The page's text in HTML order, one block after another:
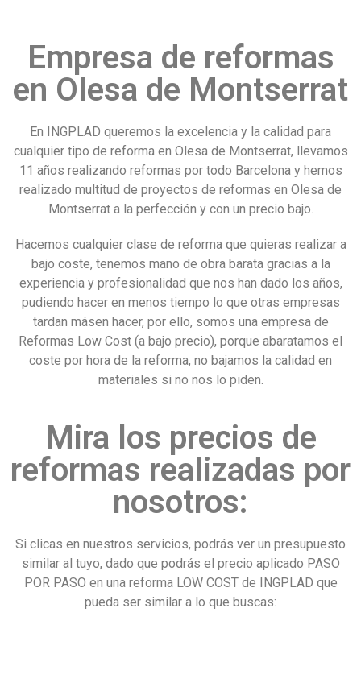
Empresa de reformas
en Olesa de Montserrat
En INGPLAD queremos la excelencia y la calidad para
cualquier tipo de reforma en Olesa de Montserrat, llevamos
11 años realizando reformas por todo Barcelona y hemos
realizado multitud de proyectos de reformas en Olesa de
Montserrat a la perfección y con un precio bajo.
Hacemos cualquier clase de reforma que quieras realizar a
bajo coste, tenemos mano de obra barata gracias a la
experiencia y profesionalidad que nos han dado los años,
pudiendo hacer en menos tiempo lo que otras empresas
tardan másen hacer, por ello, somos una empresa de
Reformas Low Cost (a bajo precio), porque abaratamos el
coste por hora de la reforma, no bajamos la calidad en
materiales si no nos lo piden.
Mira los precios de
reformas realizadas por
nosotros:
Si clicas en nuestros servicios, podrás ver un presupuesto
similar al tuyo, dado que podrás el precio aplicado PASO
POR PASO en una reforma LOW COST de INGPLAD que
pueda ser similar a lo que buscas: